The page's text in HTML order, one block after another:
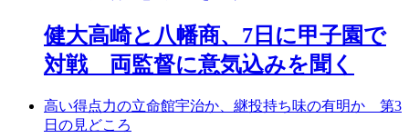
健大高崎と八幡商、7日に甲子園で
対戦 両監督に意気込みを聞く
高い得点力の立命館宇治か、継投持ち味の有明か 第3
日の見どころ